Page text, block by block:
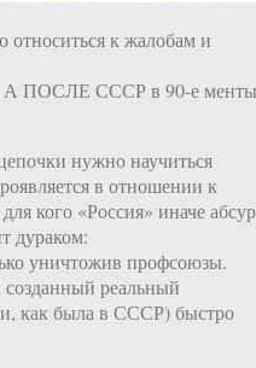
относиться к жалобам и
А ПОСЛЕ СССР в 90-е менты
нужно научиться
в отношении к
кого «Россия» иначе
дураком:
уничтожив профсоюзы.
реальный
как была в СССР) быстро